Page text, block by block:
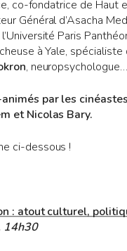
co-fondatrice de Haut
Général d’Asacha
Paris
à Yale, spécialiste
, neuropsychologue…
par les
et Nicolas Bary.
ci-dessous !
: atout culturel,
14h30